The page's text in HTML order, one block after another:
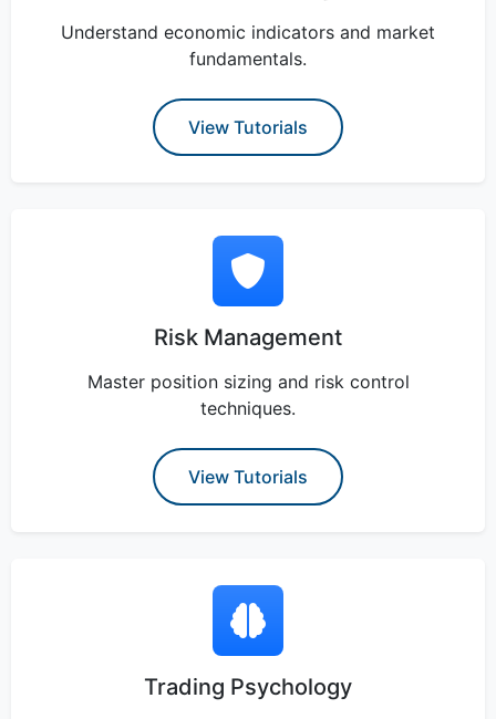
Understand economic indicators and market
fundamentals.
View Tutorials
Risk Management
Master position sizing and risk control
techniques.
View Tutorials
Trading Psychology